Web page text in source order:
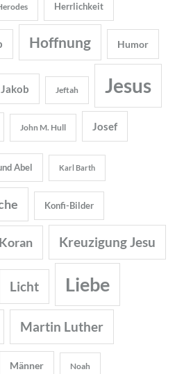
Herrlichkeit
Hoffnung Humor
Jakob Jeftah Jesus
John M. Hull Josef
Abel Karl Barth
Konfi-Bilder
Koran Kreuzigung Jesu
Licht Liebe
Martin Luther
Männer Noah